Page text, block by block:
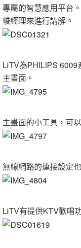
專屬的智慧應用平台
峻經理來進行講解。
LiTV為PHILIPS 6009
主畫面。
主畫面的小工具，可
無線網路的連接設定
LiTV有提供KTV歡唱